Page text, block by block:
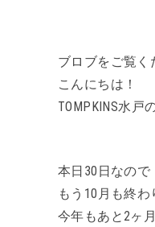
ブロブをご覧く
こんにちは！
TOMPKINS水戸
本日30日なので
もう10月も終わ
今年もあと2ヶ